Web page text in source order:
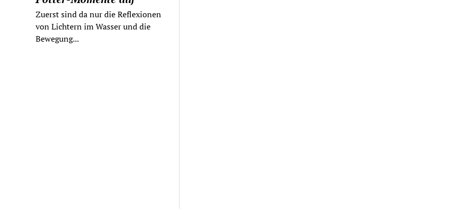
Zuerst sind da nur die Reflexionen
von Lichtern im Wasser und die
Bewegung...